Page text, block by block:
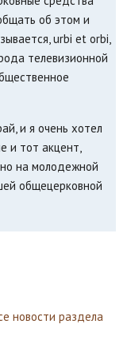
об этом и
urbi et orbi,
телевизионной
и я очень хотел
и тот акцент,
на молодежной
общецерковной
новости раздела